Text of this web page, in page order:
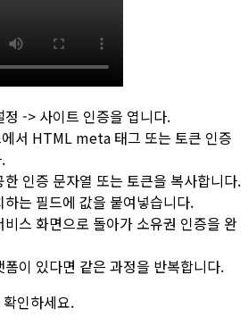
-> 사이트 인증을 엽니다.
서 HTML meta 태그 또는 토큰 인증
인증 문자열 또는 토큰을 복사합니다.
하는 필드에 값을 붙여넣습니다.
스 화면으로 돌아가 소유권 인증을 완
이 있다면 같은 과정을 반복합니다.
인하세요.